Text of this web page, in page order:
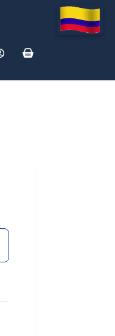
Carro
compra